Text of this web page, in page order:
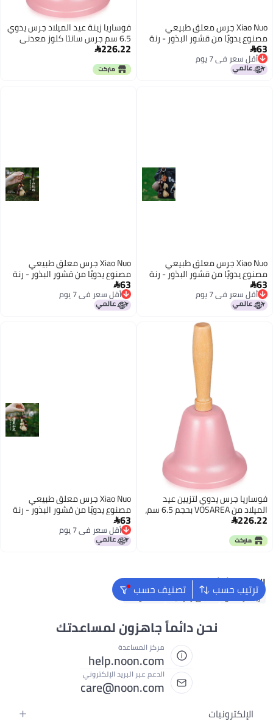
Xiao Nuo جرس معلق طبيعي
مصنوع يدويًا من قشور البذور - رنة
شفاء وسحر للحقائب
63
أقل سعر في 7 يوم
أقل سعر في 7 يوم
فوساريا زينة عيد الميلاد جرس يدوي
6.5 سم جرس سانتا كلوز معدني
بمقبض خشبي وردي لديكور منزل
عيد الميلاد وزينة العطلات المعلقة
226.22
Xiao Nuo جرس معلق طبيعي
مصنوع يدويًا من قشور البذور - رنة
شفاء وسحر للحقائب
63
أقل سعر في 7 يوم
أقل سعر في 7 يوم
Xiao Nuo جرس معلق طبيعي
مصنوع يدويًا من قشور البذور - رنة
شفاء وسحر للحقائب
63
أقل سعر في 7 يوم
أقل سعر في 7 يوم
فوساريا جرس يدوي لتزيين عيد
الميلاد من VOSAREA بحجم 6.5 سم،
جرس سانتا كلوز معدني بمقبض
خشبي وردي لتزيين المنزل في عيد
الميلاد وكرتول عطلة معلق.
226.22
Xiao Nuo جرس معلق طبيعي
مصنوع يدويًا من قشور البذور - رنة
شفاء وسحر للحقائب
63
أقل سعر في 7 يوم
أقل سعر في 7 يوم
ترتيب حسب تصنيف حسب البحث الشائع
زينة رمضان أطباق زخرفية المنحوتات
نحن دائماً جاهزون لمساعدتك
مركز المساعدة
help.noon.com
الدعم عبر البريد الإلكتروني
care@noon.com
الإلكترونيات